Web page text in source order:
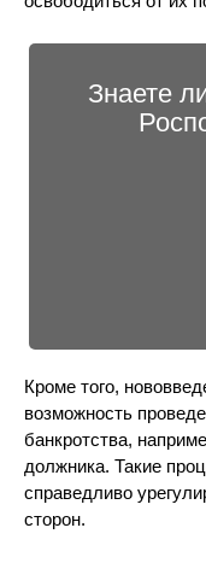
Знаете
Кроме того,
возможность
банкротства,
должника. Такие
справедливо
сторон.